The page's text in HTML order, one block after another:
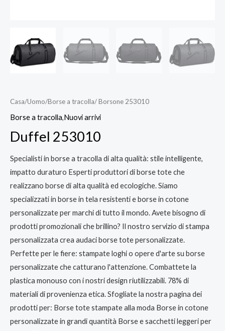
Casa/Uomo/Borse a tracolla/ Borsone 253010
Borse a tracolla,Nuovi arrivi
Duffel 253010
Specialisti in borse a tracolla di alta qualità: stile intelligente,
impatto duraturo Esperti produttori di borse tote che
realizzano borse di alta qualità ed ecologiche. Siamo
specializzati in borse in tela resistenti e borse in cotone
personalizzate per marchi di tutto il mondo. Avete bisogno di
prodotti promozionali che brillino? Il nostro servizio di stampa
personalizzata crea audaci borse tote personalizzate.
Perfette per le fiere: stampate loghi o opere d'arte su borse
personalizzate che catturano l'attenzione. Combattete la
plastica monouso con i nostri design riutilizzabili. 78% di
materiali di provenienza etica. Sfogliate la nostra pagina dei
prodotti per: Borse tote stampate alla moda Borse in cotone
personalizzate in grandi quantità Borse e sacchetti leggeri per